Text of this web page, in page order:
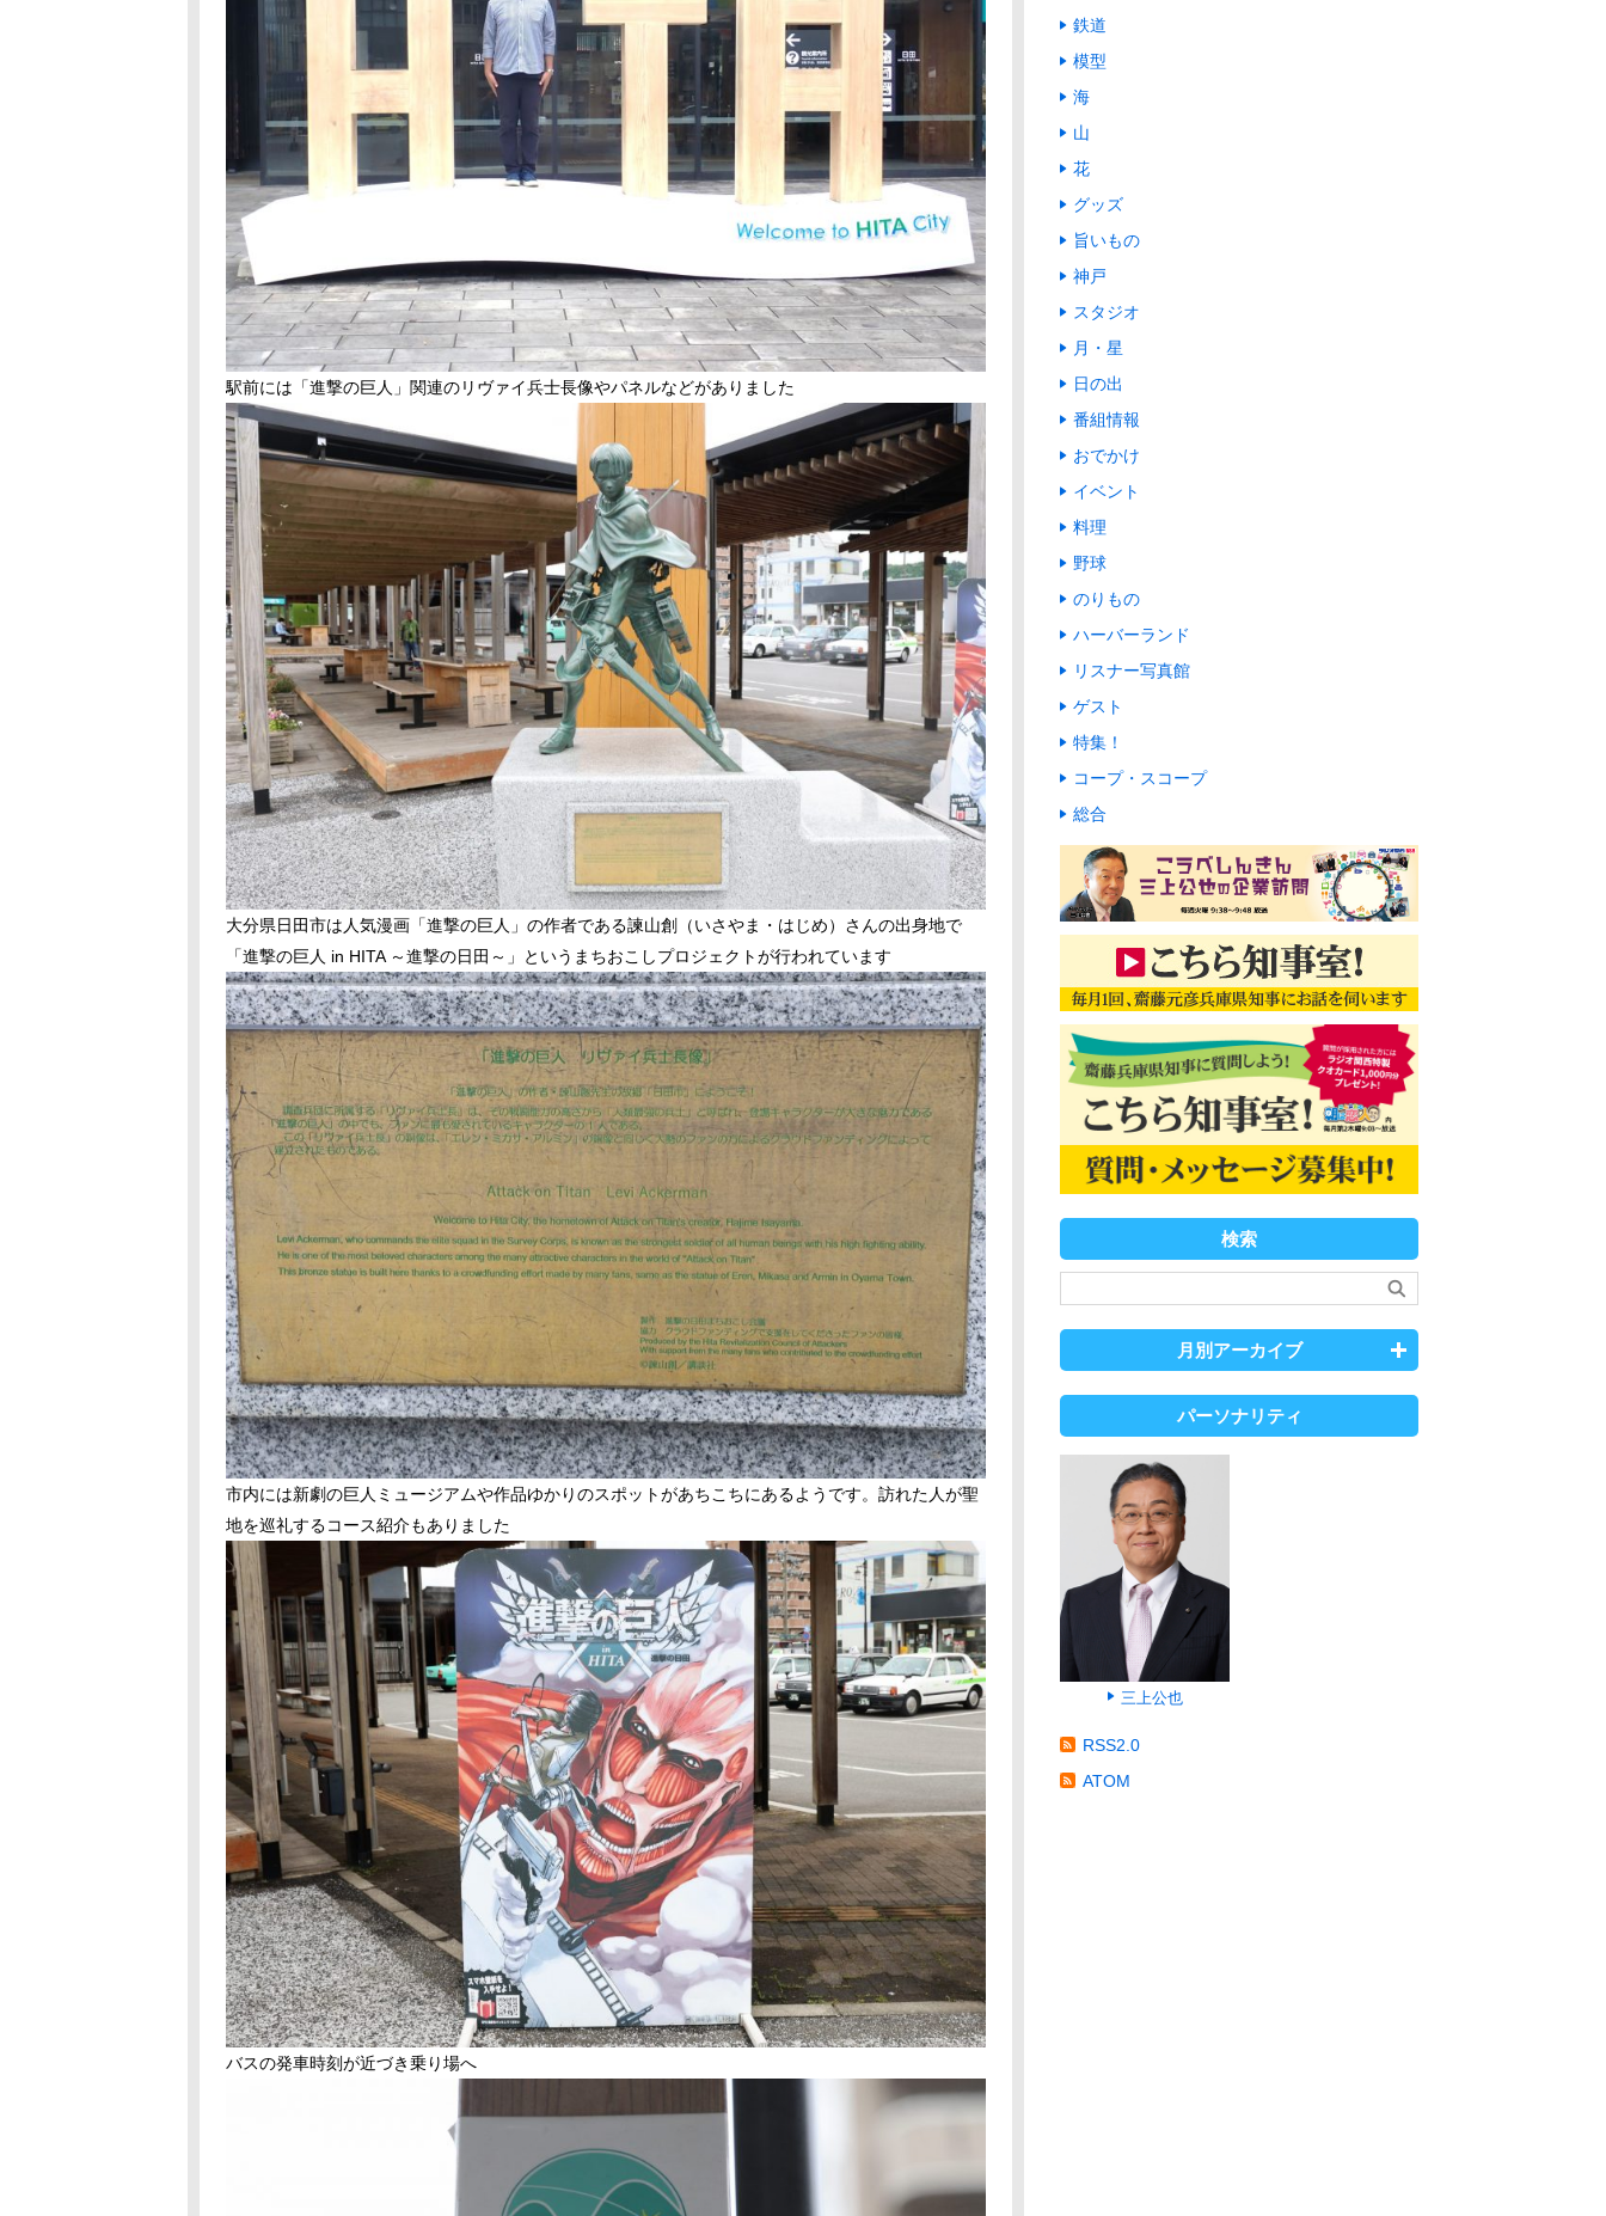
駅前には「進撃の巨人」関連のリヴァイ兵士長像やパネルなどがありました
大分県日田市は人気漫画「進撃の巨人」の作者である諫山創（いさやま・はじめ）さんの出身地で
「進撃の巨人 in HITA ～進撃の日田～」というまちおこしプロジェクトが行われています
市内には新劇の巨人ミュージアムや作品ゆかりのスポットがあちこちにあるようです。訪れた人が聖
地を巡礼するコース紹介もありました
バスの発車時刻が近づき乗り場へ
鉄道
模型
海
山
花
グッズ
旨いもの
神戸
スタジオ
月・星
日の出
番組情報
おでかけ
イベント
料理
野球
のりもの
ハーバーランド
リスナー写真館
ゲスト
特集！
コープ・スコープ
総合
検索
月別アーカイブ
パーソナリティ
三上公也
RSS2.0
ATOM